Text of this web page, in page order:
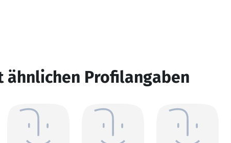
ähnlichen Profilangaben